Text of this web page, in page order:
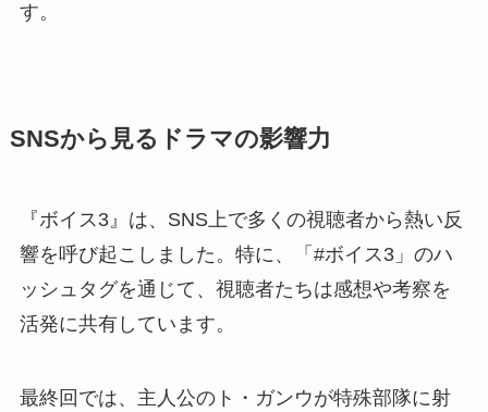
す。
SNSから見るドラマの影響力
『ボイス3』は、SNS上で多くの視聴者から熱い反
響を呼び起こしました。特に、「#ボイス3」のハ
ッシュタグを通じて、視聴者たちは感想や考察を
活発に共有しています。
最終回では、主人公のト・ガンウが特殊部隊に射